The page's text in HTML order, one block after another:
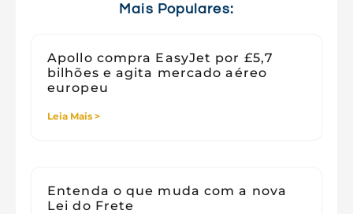
Mais Populares:
Apollo compra EasyJet por £5,7
bilhões e agita mercado aéreo
europeu
Leia Mais >
Entenda o que muda com a nova
Lei do Frete